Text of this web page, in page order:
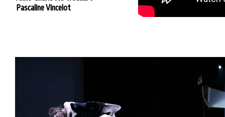
Pascaline Vincelot